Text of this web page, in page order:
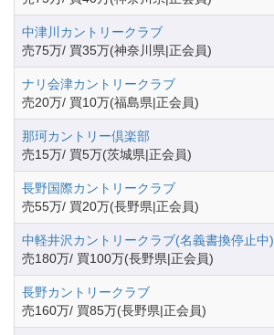
中津川カントリークラブ
売75万/ 買35万(神奈川県|正会員)
ナリ会津カントリークラブ
売20万/ 買10万(福島県|正会員)
那珂カントリー倶楽部
売15万/ 買5万(茨城県|正会員)
長野国際カントリークラブ
売55万/ 買20万(長野県|正会員)
中軽井沢カントリークラブ(名義書換停止中)
売180万/ 買100万(長野県|正会員)
長野カントリークラブ
売160万/ 買85万(長野県|正会員)